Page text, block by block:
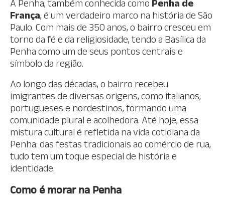
A Penha, também conhecida como Penha de
França, é um verdadeiro marco na história de São
Paulo. Com mais de 350 anos, o bairro cresceu em
torno da fé e da religiosidade, tendo a Basílica da
Penha como um de seus pontos centrais e
símbolo da região.
Ao longo das décadas, o bairro recebeu
imigrantes de diversas origens, como italianos,
portugueses e nordestinos, formando uma
comunidade plural e acolhedora. Até hoje, essa
mistura cultural é refletida na vida cotidiana da
Penha: das festas tradicionais ao comércio de rua,
tudo tem um toque especial de história e
identidade.
Como é morar na Penha